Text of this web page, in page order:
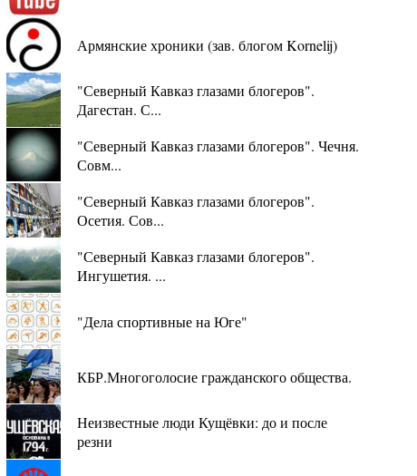
Армянские хроники (зав. блогом Kornelij)
"Северный Кавказ глазами блогеров".
Дагестан. С...
"Северный Кавказ глазами блогеров". Чечня.
Совм...
"Северный Кавказ глазами блогеров".
Осетия. Сов...
"Северный Кавказ глазами блогеров".
Ингушетия. ...
"Дела спортивные на Юге"
КБР.Многоголосие гражданского общества.
Неизвестные люди Кущёвки: до и после
резни